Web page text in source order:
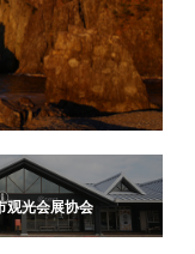
观光会展协会